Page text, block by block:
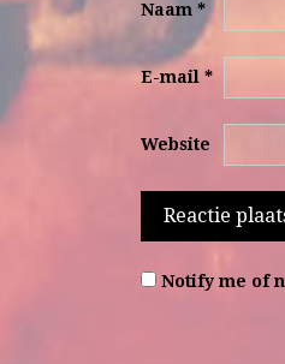
Naam *
E-mail *
Website
Notify me of